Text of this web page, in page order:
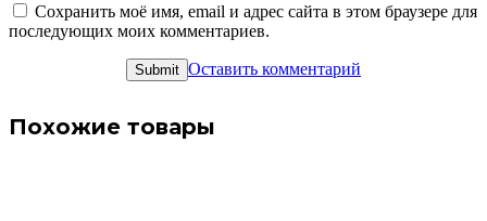
Сохранить моё имя, email и адрес сайта в этом браузере для
последующих моих комментариев.
Оставить комментарий
Похожие товары